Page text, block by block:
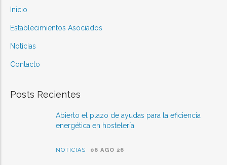
Inicio
Establecimientos Asociados
Noticias
Contacto
Posts Recientes
Abierto el plazo de ayudas para la eficiencia
energética en hostelería
NOTICIAS 06 AGO 26